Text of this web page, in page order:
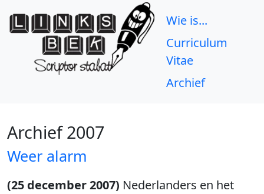
Wie is...
Curriculum
Vitae
Archief
Archief 2007
Weer alarm
(25 december 2007) Nederlanders en het